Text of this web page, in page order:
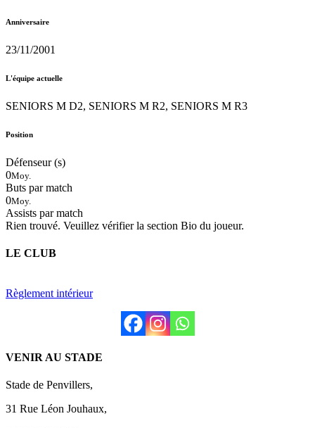
Anniversaire
23/11/2001
L'équipe actuelle
SENIORS M D2, SENIORS M R2, SENIORS M R3
Position
Défenseur (s)
0Moy.
Buts par match
0Moy.
Assists par match
Rien trouvé. Veuillez vérifier la section Bio du joueur.
LE CLUB
Règlement intérieur
VENIR AU STADE
Stade de Penvillers,
31 Rue Léon Jouhaux,